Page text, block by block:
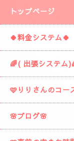
安倍川駅の方に進み
左側に広い駐車場
お車を停めてくださ
着きましたら お電
スタッフがお出迎